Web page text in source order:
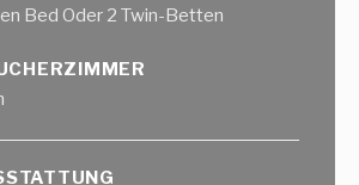
Bed Oder 2 Twin-Betten